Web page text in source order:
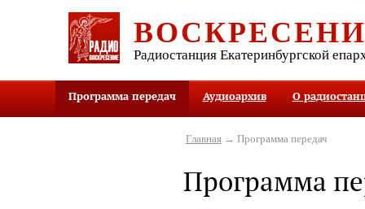
Радиостанция Екатеринбургской
Программа передач Аудиоархив О
Главная→ Программа передач
Программа